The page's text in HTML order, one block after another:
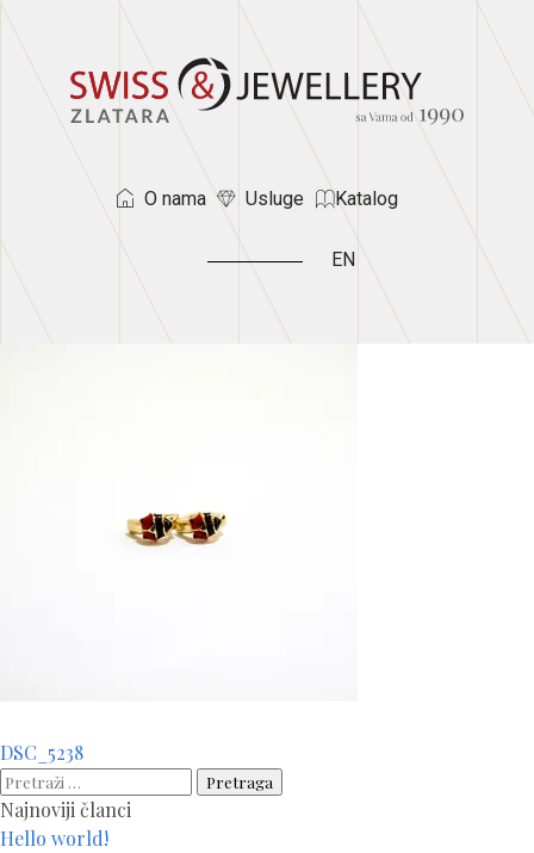
O nama Usluge Katalog
EN
Navigacija
članaka
DSC_5238
Pretraga:
Najnoviji članci
Hello world!